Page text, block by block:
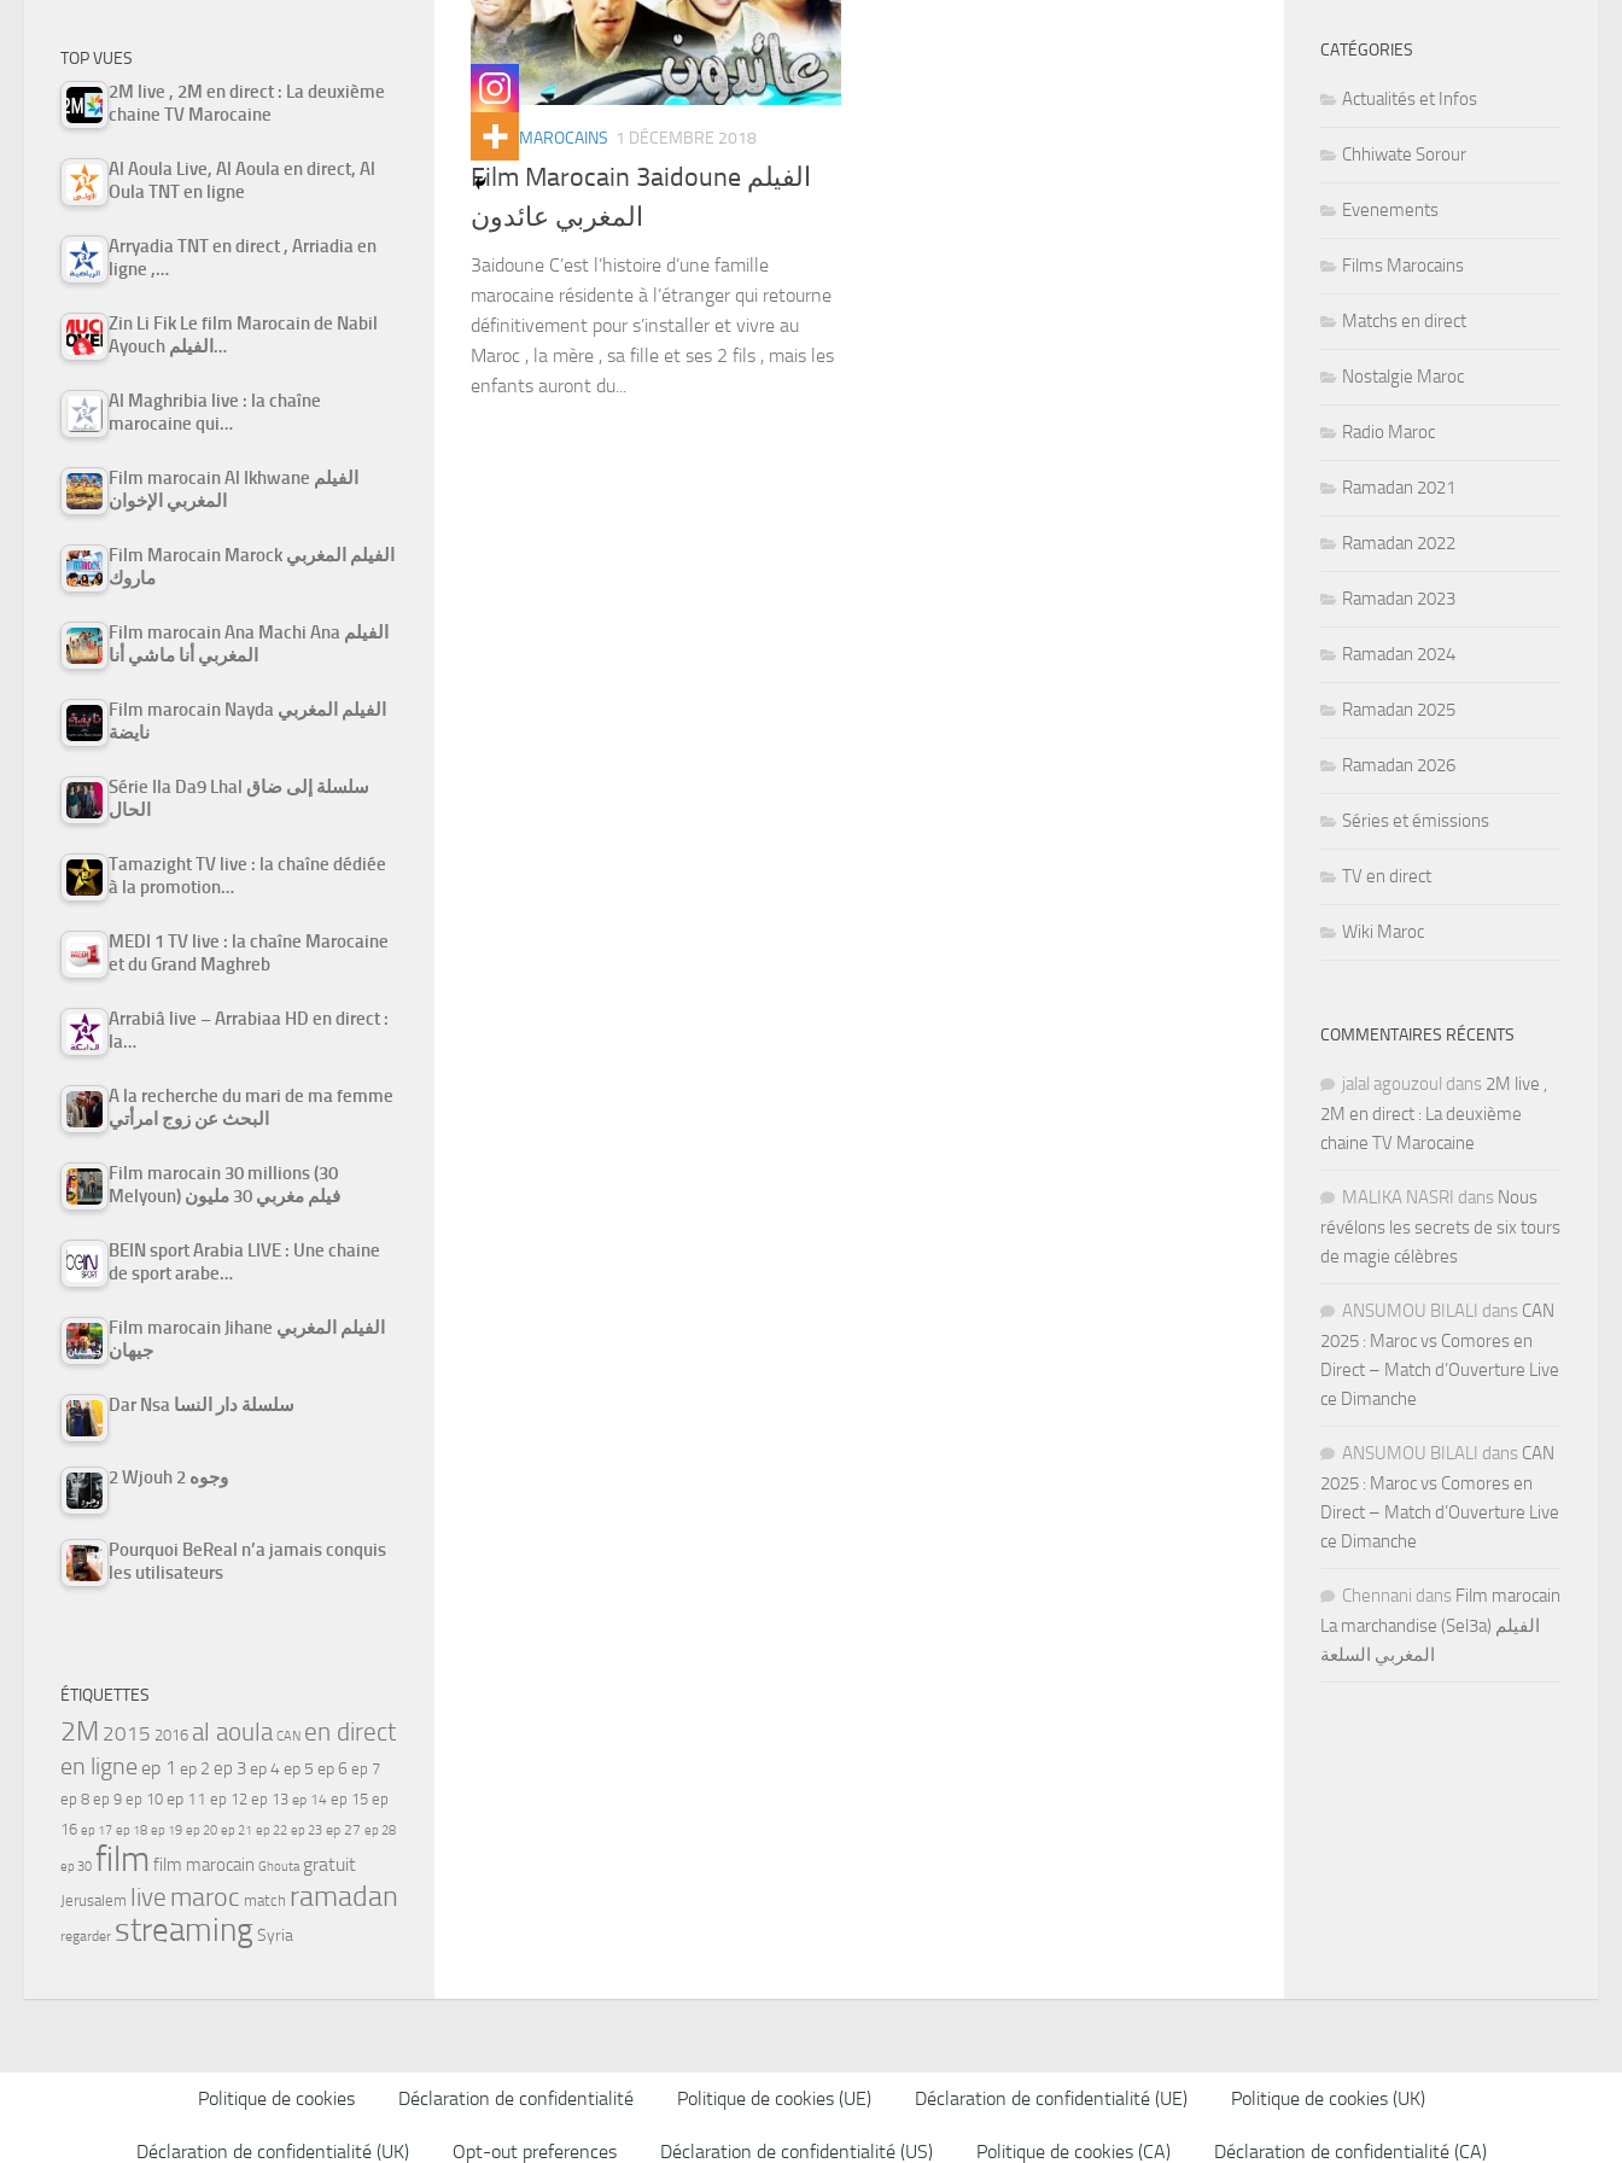
FILMS MAROCAINS 1 DÉCEMBRE 2018
Film Marocain 3aidoune الفيلم
المغربي عائدون
3aidoune C’est l’histoire d’une famille
marocaine résidente à l’étranger qui retourne
définitivement pour s’installer et vivre au
Maroc , la mère , sa fille et ses 2 fils , mais les
enfants auront du...
TOP VUES
2M live , 2M en direct : La deuxième
chaine TV Marocaine
Al Aoula Live, Al Aoula en direct, Al
Oula TNT en ligne
Arryadia TNT en direct , Arriadia en
ligne ,…
Zin Li Fik Le film Marocain de Nabil
Ayouch الفيلم…
Al Maghribia live : la chaîne
marocaine qui…
Film marocain Al Ikhwane الفيلم
المغربي الإخوان
Film Marocain Marock الفيلم المغربي
ماروك
Film marocain Ana Machi Ana الفيلم
المغربي أنا ماشي أنا
Film marocain Nayda الفيلم المغربي
نايضة
Série Ila Da9 Lhal سلسلة إلى ضاق
الحال
Tamazight TV live : la chaîne dédiée
à la promotion…
MEDI 1 TV live : la chaîne Marocaine
et du Grand Maghreb
Arrabiâ live – Arrabiaa HD en direct :
la…
A la recherche du mari de ma femme
البحث عن زوج امرأتي
Film marocain 30 millions (30
Melyoun) فيلم مغربي 30 مليون
BEIN sport Arabia LIVE : Une chaine
de sport arabe…
Film marocain Jihane الفيلم المغربي
جيهان
Dar Nsa سلسلة دار النسا
2 Wjouh 2 وجوه
Pourquoi BeReal n’a jamais conquis
les utilisateurs
ÉTIQUETTES
2M 2015 2016 al aoula CAN en direct
en ligne ep 1 ep 2 ep 3ep 4ep 5 ep 6 ep 7
ep 8 ep 9 ep 10 ep 11 ep 12 ep 13 ep 14 ep 15 ep
16 ep 17 ep 18 ep 19 ep 20 ep 21 ep 22 ep 23 ep 27 ep 28
ep 30 film film marocain Ghouta gratuit
Jerusalem live maroc match ramadan
regarder streamingSyria
CATÉGORIES
Actualités et Infos
Chhiwate Sorour
Evenements
Films Marocains
Matchs en direct
Nostalgie Maroc
Radio Maroc
Ramadan 2021
Ramadan 2022
Ramadan 2023
Ramadan 2024
Ramadan 2025
Ramadan 2026
Séries et émissions
TV en direct
Wiki Maroc
COMMENTAIRES RÉCENTS
jalal agouzoul dans 2M live ,
2M en direct : La deuxième
chaine TV Marocaine
MALIKA NASRI dans Nous
révélons les secrets de six tours
de magie célèbres
ANSUMOU BILALI dans CAN
2025 : Maroc vs Comores en
Direct – Match d’Ouverture Live
ce Dimanche
ANSUMOU BILALI dans CAN
2025 : Maroc vs Comores en
Direct – Match d’Ouverture Live
ce Dimanche
Chennani dans Film marocain
La marchandise (Sel3a) الفيلم
المغربي السلعة
Politique de cookies Déclaration de confidentialité Politique de cookies (UE) Déclaration de confidentialité (UE) Politique de cookies (UK)
Déclaration de confidentialité (UK) Opt-out preferences Déclaration de confidentialité (US) Politique de cookies (CA) Déclaration de confidentialité (CA)